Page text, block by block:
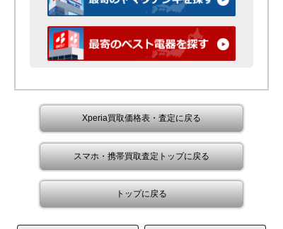
Xperia買取価格表・査定に戻る
スマホ・携帯買取査定トップに戻る
トップに戻る